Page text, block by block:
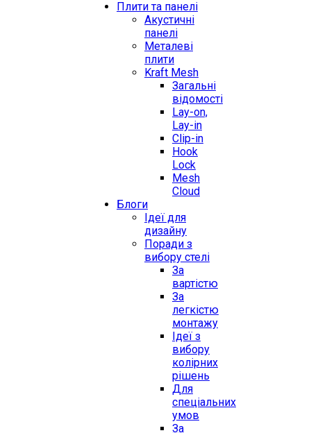
Плити та панелі
Акустичні
панелі
Металеві
плити
Kraft Mesh
Загальні
відомості
Lay-on,
Lay-in
Clip-in
Hook
Lock
Mesh
Cloud
Блоги
Ідеї для
дизайну
Поради з
вибору стелі
За
вартістю
За
легкістю
монтажу
Ідеї з
вибору
колірних
рішень
Для
спеціальних
умов
За